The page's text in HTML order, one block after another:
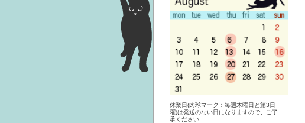
休業日(肉球マーク：毎週木曜日と第3日
曜)は発送のない日になりますので、ご了
承ください